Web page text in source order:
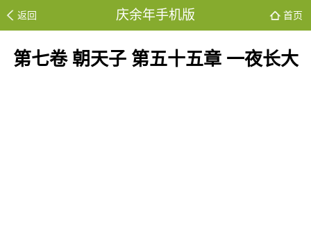
返回 庆余年手机版 首页
第七卷 朝天子 第五十五章 一夜长大